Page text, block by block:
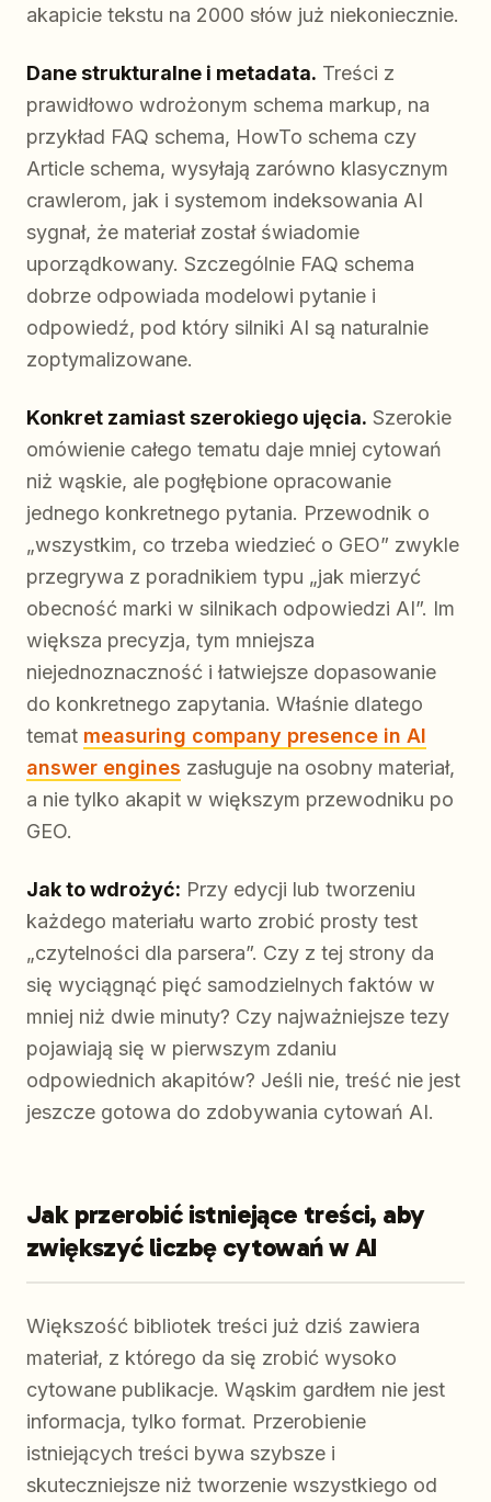
akapicie tekstu na 2000 słów już niekoniecznie.
Dane strukturalne i metadata. Treści z
prawidłowo wdrożonym schema markup, na
przykład FAQ schema, HowTo schema czy
Article schema, wysyłają zarówno klasycznym
crawlerom, jak i systemom indeksowania AI
sygnał, że materiał został świadomie
uporządkowany. Szczególnie FAQ schema
dobrze odpowiada modelowi pytanie i
odpowiedź, pod który silniki AI są naturalnie
zoptymalizowane.
Konkret zamiast szerokiego ujęcia. Szerokie
omówienie całego tematu daje mniej cytowań
niż wąskie, ale pogłębione opracowanie
jednego konkretnego pytania. Przewodnik o
„wszystkim, co trzeba wiedzieć o GEO” zwykle
przegrywa z poradnikiem typu „jak mierzyć
obecność marki w silnikach odpowiedzi AI”. Im
większa precyzja, tym mniejsza
niejednoznaczność i łatwiejsze dopasowanie
do konkretnego zapytania. Właśnie dlatego
temat measuring company presence in AI
answer engines zasługuje na osobny materiał,
a nie tylko akapit w większym przewodniku po
GEO.
Jak to wdrożyć: Przy edycji lub tworzeniu
każdego materiału warto zrobić prosty test
„czytelności dla parsera”. Czy z tej strony da
się wyciągnąć pięć samodzielnych faktów w
mniej niż dwie minuty? Czy najważniejsze tezy
pojawiają się w pierwszym zdaniu
odpowiednich akapitów? Jeśli nie, treść nie jest
jeszcze gotowa do zdobywania cytowań AI.
Jak przerobić istniejące treści, aby
zwiększyć liczbę cytowań w AI
Większość bibliotek treści już dziś zawiera
materiał, z którego da się zrobić wysoko
cytowane publikacje. Wąskim gardłem nie jest
informacja, tylko format. Przerobienie
istniejących treści bywa szybsze i
skuteczniejsze niż tworzenie wszystkiego od